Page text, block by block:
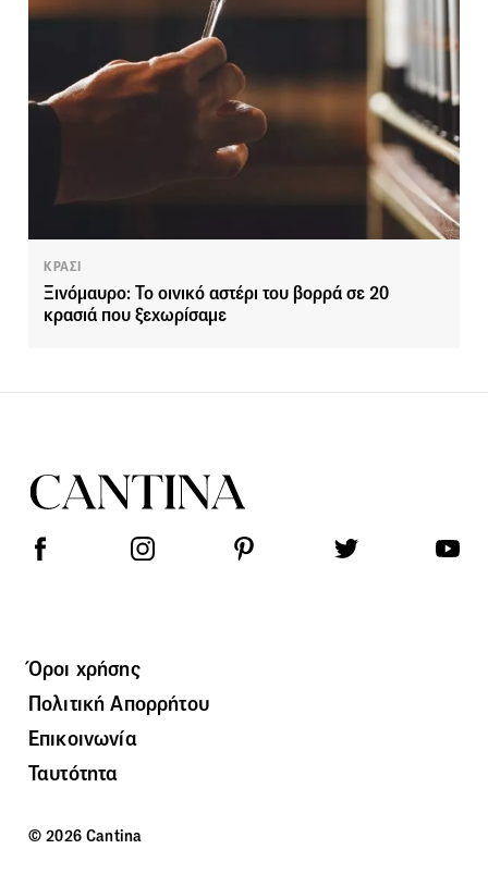
ΚΡΑΣΙ
Ξινόμαυρο: Το οινικό αστέρι του βορρά σε 20
κρασιά που ξεχωρίσαμε
Όροι χρήσης
Πολιτική Απορρήτου
Επικοινωνία
Ταυτότητα
© 2026 Cantina